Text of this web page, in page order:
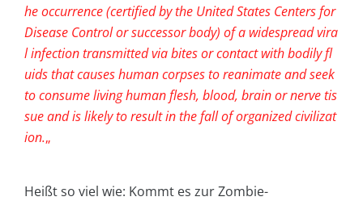
he occurrence (certified by the United States Centers for
Disease Control or successor body) of a widespread vira
l infection transmitted via bites or contact with bodily fl
uids that causes human corpses to reanimate and seek
to consume living human flesh, blood, brain or nerve tis
sue and is likely to result in the fall of organized civilizat
ion.„
Heißt so viel wie: Kommt es zur Zombie-